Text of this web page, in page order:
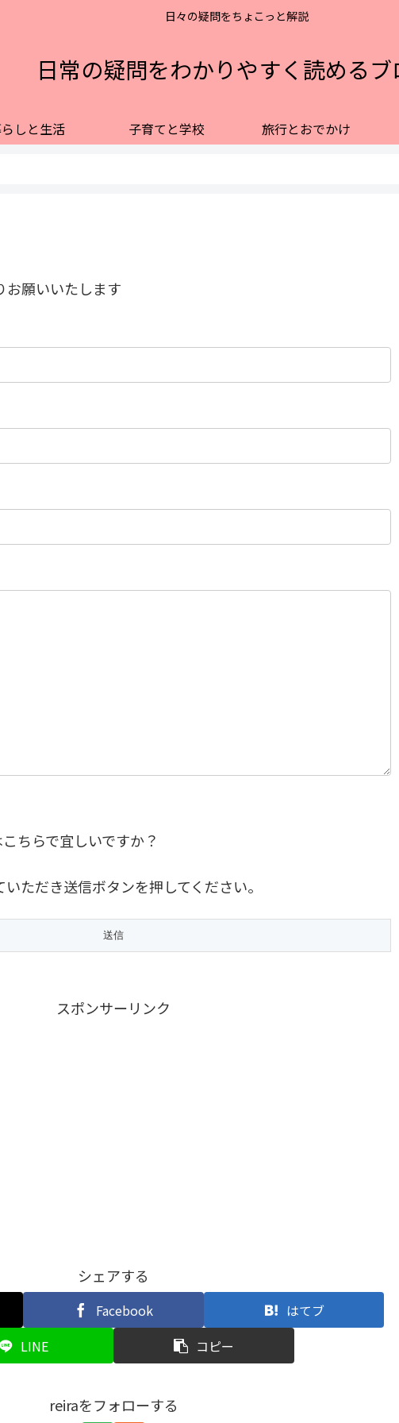
日々の疑問をちょこっと解説
日常の疑問をわかりやすく読めるブ
しと生活 子育てと学校 旅行とおでかけ
お願いいたします
ちらで宜しいですか？
ただき送信ボタンを押してください。
スポンサーリンク
シェアする
Facebook
はてブ
LINE
コピー
reiraをフォローする